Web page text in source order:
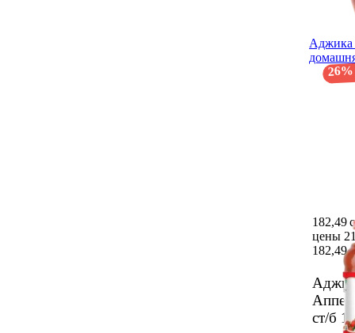
26%
Аджика
ст/б 1
182,49
цены
182,49